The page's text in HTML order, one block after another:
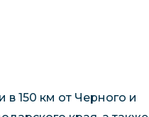
150 км от Черного и